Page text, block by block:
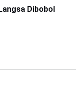
Dibobol